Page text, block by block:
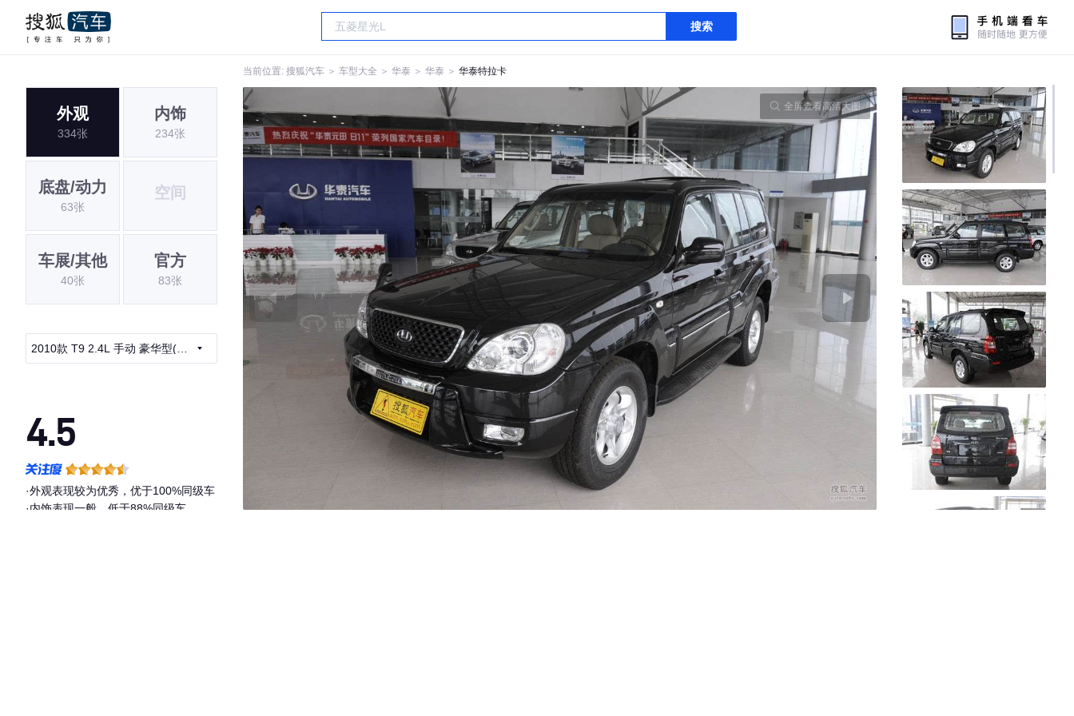
搜索
当前位置: 搜狐汽车 ＞ 车型大全 ＞ 华泰 ＞ 华泰 ＞ 华泰特拉卡
外观
334张
内饰
234张
底盘/动力
63张
空间
车展/其他
40张
官方
83张
2010款 T9 2.4L 手动 豪华型(四
4.5
·外观表现较为优秀，优于100%同级车
·内饰表现一般，低于88%同级车
全屏查看高清大图